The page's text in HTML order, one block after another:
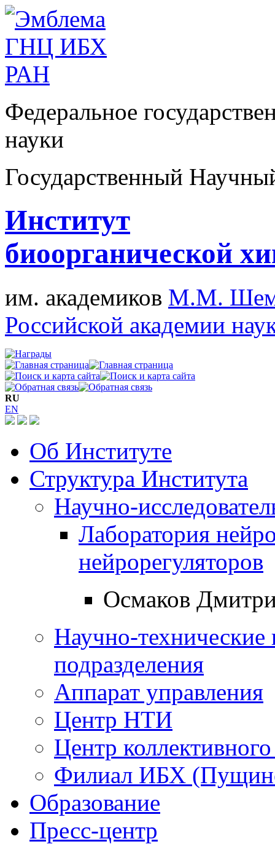
Федеральное
науки
Государственный
Институт
биоорганической
им. академиков М.М.
Российской академии
RU
EN
Об Институте
Структура Института
Научно-
Лаборатория
нейрорегуляторов
Осмаков
Научно-технические
подразделения
Аппарат управления
Центр НТИ
Центр
Филиал ИБХ
Образование
Пресс-центр